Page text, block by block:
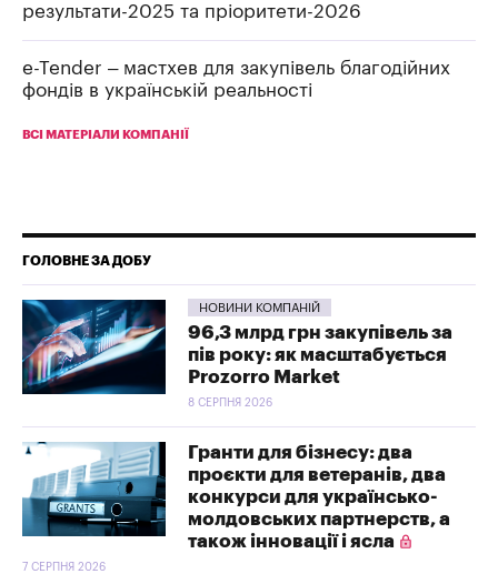
результати-2025 та пріоритети-2026
e-Tender – мастхев для закупівель благодійних
фондів в українській реальності
ВСІ МАТЕРІАЛИ КОМПАНІЇ
ГОЛОВНЕ ЗА ДОБУ
НОВИНИ КОМПАНІЙ
96,3 млрд грн закупівель за
пів року: як масштабується
Prozorro Market
8 СЕРПНЯ 2026
Гранти для бізнесу: два
проєкти для ветеранів, два
конкурси для українсько-
молдовських партнерств, а
також інновації і ясла
7 СЕРПНЯ 2026